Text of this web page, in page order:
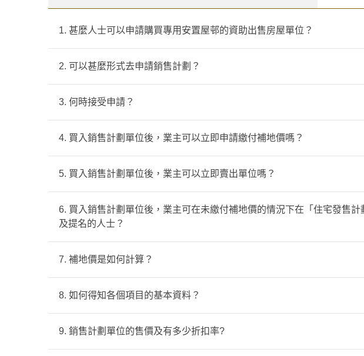
1. 甚麼人士可以申請購買專用安置屋邨的資助出售房屋單位？
「專用安置屋邨資助出售房屋項目」（下稱「銷售計劃」）只供受市
1. 第一類別
轄下公共租住房屋（下稱「公屋」）暫租住屋單位的人士；或 (ii) 正等
2. 第二類別
現居於指定政府發展清拆項目範圍內的受影響構築物，仍未與地政總
2. 可以甚麼形式去申請銷售計劃？
申請人可以 (i) 一人申請人 或 (ii) 二人或以上家庭申請人 申請銷售計劃
一人申請人：
2. 申請人必須年滿18歲並已在香港居住滿7年；以及在香港的居留不
3. 申請人必須在相關政府發展清拆項目進行的清拆前登記當日起，直
業。
4. 申請人從未且現時並非正在享用任何政府或相關機構提供的房屋資
2. 申請人必須年滿18歲並已在香港居住滿7年；申請人及所有名列於
外）。
3. 申請人及所有名列於申請表內的家庭成員必須在相關政府發展清拆
3. 何時接受申請？
請留意房協不時公布的安排。
4. 買入銷售計劃單位後，業主可以立即申請繳付補地價嗎？
不可以。根據相關地契條款，一般而言由單位的首次轉讓契據日期起
5. 買入銷售計劃單位後，業主可以立即賣出單位嗎？
在業主向政府繳付補地價之前的任何時間，業主只可在房協「住宅發
受限於房協要求的條款和條件及相關政府批地契約。倘若業主於首次
(詳情請參閱轉讓限制作為參考用途。個別項目的實際轉讓限制將會於
6. 買入銷售計劃單位後，業主可在未繳付補地價的情況下在「住宅發售
及提名的人士？
房協核證為符合資格及提名的人士是指持有由房協簽發「購買資格證
定出租屋邨／年長者居住單位住戶、香港房屋委員會轄下的公屋住
證」之合資格人士簽署臨時買賣合約以出售未繳付補地價的單位。
7. 補地價是如何計算？
補地價的計算方法是根據該單位並無轉讓限制的十足市值，按照業主
(詳情請參閱補地價計算方法作為參考用途。個別項目的實際補地價計
8. 如何得知各個項目的基本資料？
個別項目的詳細資料，會於相關項目推出時公布。
9. 銷售計劃單位的售價及有多少折扣率?